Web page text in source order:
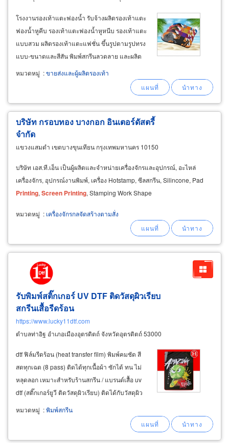
โรงงานรองเท้าแตะฟองน้ำ รับจ้างผลิตรองเท้าแตะ
ฟองน้ำหูคีบ รองเท้าแตะฟองน้ำหูหนีบ รองเท้าแตะ
แบบสวม ผลิตรองเท้าแตะแฟชั่น ขึ้นรูปตามรูปทรง
แบบ-ขนาดและสีสัน พิมพ์สกรีนลวดลาย และผลิต
ตามเกรดฟองน้ำ ตามที่ลูกค้าต้องการ พร้อมติด
เครื่องหมายโลโก้ของลูกค้าและใส่ถุงบรรจุภัณฑ์
ตามสั่ง โรงงานผลิตรองเท้าแตะฟองนํ้าและแผ่น
ยาง
หมวดหมู่ :ขายส่งและผู้ผลิตรองเท้า
บริษัท กรอบทอง บางกอก อินเตอร์ดัสตรี้
จำกัด
แขวงแสมดำ เขตบางขุนเทียน กรุงเทพมหานคร 10150
บริษัท เอส.ที.เอ็น เป็นผู้ผลิตและจำหน่ายเครื่องจักรและอุปกรณ์, อะไหล่
เครื่องจักร, อุปกรณ์งานพิมพ์, เครื่อง Hotstamp, ซีลสกรีน, Silincone, Pad
Printing, Screen Printing, Stamping Work Shape
หมวดหมู่ : เครื่องจักรกลจัดสร้างตามสั่ง
รับพิมพ์สติ๊กเกอร์ UV DTF ติดวัสดุผิวเรียบ
สกรีนเสื้อรีดร้อน
https://www.lucky11dtf.com
ตำบลท่าอิฐ อำเภอเมืองอุตรดิตถ์ จังหวัดอุตรดิตถ์ 53000
dtf ฟิล์มรีดร้อน (heat transfer film) พิมพ์คมชัด สี
สดทุกเฉด (8 pass) ติดได้ทุกเนื้อผ้า ซักได้ ทน ไม่
หลุดลอก เหมาะสำหรับร้านสกรีน / แบรนด์เสื้อ uv
dtf (สติ๊กเกอร์ยูวี ติดวัสดุผิวเรียบ) ติดได้กับวัสดุผิว
เรียบทุกชนิด แก้ว / กระจก / สแตนเลส / พลาสติก
หมวดหมู่ :พิมพ์สกรีน